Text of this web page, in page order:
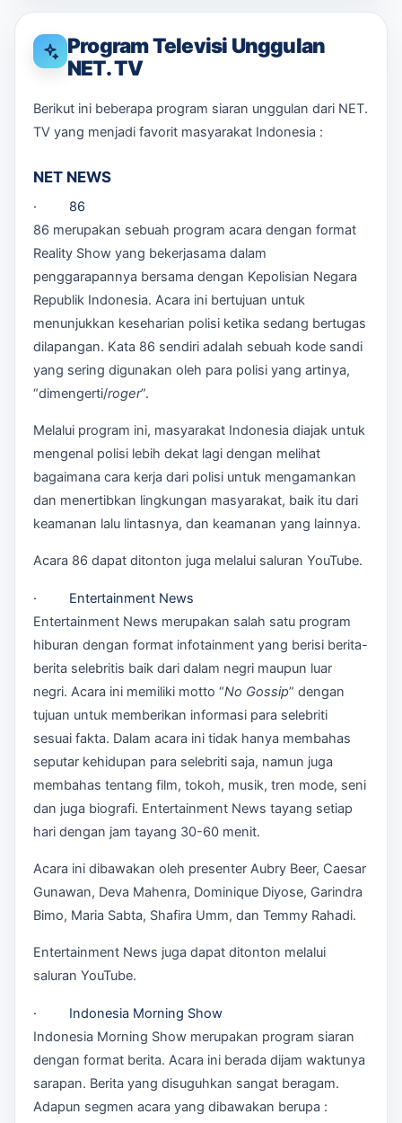
Program Televisi Unggulan
NET. TV
Berikut ini beberapa program siaran unggulan dari NET.
TV yang menjadi favorit masyarakat Indonesia :
NET NEWS
· 86
86 merupakan sebuah program acara dengan format
Reality Show yang bekerjasama dalam
penggarapannya bersama dengan Kepolisian Negara
Republik Indonesia. Acara ini bertujuan untuk
menunjukkan keseharian polisi ketika sedang bertugas
dilapangan. Kata 86 sendiri adalah sebuah kode sandi
yang sering digunakan oleh para polisi yang artinya,
“dimengerti/roger”.
Melalui program ini, masyarakat Indonesia diajak untuk
mengenal polisi lebih dekat lagi dengan melihat
bagaimana cara kerja dari polisi untuk mengamankan
dan menertibkan lingkungan masyarakat, baik itu dari
keamanan lalu lintasnya, dan keamanan yang lainnya.
Acara 86 dapat ditonton juga melalui saluran YouTube.
· Entertainment News
Entertainment News merupakan salah satu program
hiburan dengan format infotainment yang berisi berita-
berita selebritis baik dari dalam negri maupun luar
negri. Acara ini memiliki motto “No Gossip” dengan
tujuan untuk memberikan informasi para selebriti
sesuai fakta. Dalam acara ini tidak hanya membahas
seputar kehidupan para selebriti saja, namun juga
membahas tentang film, tokoh, musik, tren mode, seni
dan juga biografi. Entertainment News tayang setiap
hari dengan jam tayang 30-60 menit.
Acara ini dibawakan oleh presenter Aubry Beer, Caesar
Gunawan, Deva Mahenra, Dominique Diyose, Garindra
Bimo, Maria Sabta, Shafira Umm, dan Temmy Rahadi.
Entertainment News juga dapat ditonton melalui
saluran YouTube.
· Indonesia Morning Show
Indonesia Morning Show merupakan program siaran
dengan format berita. Acara ini berada dijam waktunya
sarapan. Berita yang disuguhkan sangat beragam.
Adapun segmen acara yang dibawakan berupa :